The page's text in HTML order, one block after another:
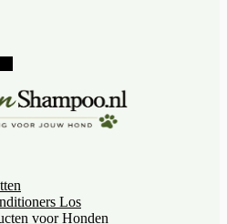
Los
voor Honden